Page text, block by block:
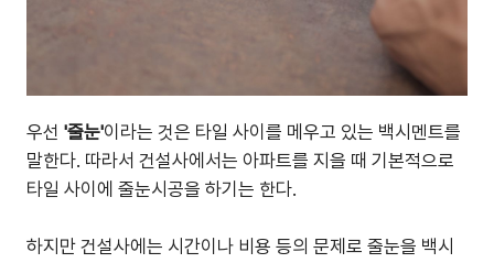
우선 '줄눈'이라는 것은 타일 사이를 메우고 있는 백시멘트를
말한다. 따라서 건설사에서는 아파트를 지을 때 기본적으로
타일 사이에 줄눈시공을 하기는 한다.
하지만 건설사에는 시간이나 비용 등의 문제로 줄눈을 백시